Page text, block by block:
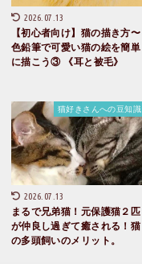
2026.07.13
【初心者向け】猫の描き方〜
色鉛筆で可愛い猫の絵を簡単
に描こう③ 《耳と被毛》
猫好きさんへの豆知識
2026.07.13
まるで兄弟猫！元保護猫２匹
が仲良し過ぎて癒される！猫
の多頭飼いのメリット。